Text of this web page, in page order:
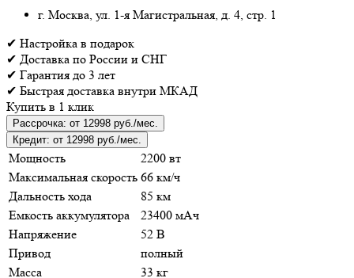
г. Москва, ул. 1-я Магистральная, д. 4, стр. 1
✔ Настройка в подарок
✔ Доставка по России и СНГ
✔ Гарантия до 3 лет
✔ Быстрая доставка внутри МКАД
Купить в 1 клик
Рассрочка: от 12998 руб./мес.
Кредит: от 12998 руб./мес.
Мощность
2200 вт
Максимальная скорость 66 км/ч
Дальность хода
85 км
Емкость аккумулятора
23400 мАч
Напряжение
52 В
Привод
полный
Масса
33 кг